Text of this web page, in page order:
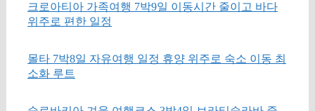
크로아티아 가족여행 7박9일 이동시간 줄이고 바다
위주로 편한 일정
몰타 7박8일 자유여행 일정 휴양 위주로 숙소 이동 최
소화 루트